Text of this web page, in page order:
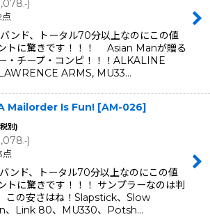
1,078.-)
ンド、トータル70分以上なのにこの値
トに驚きです！！！ Asian Manが贈る
・チープ・コンピ！！！ALKALINE
ARMS, MU33…
Mailorder Is Fun! [AM-026]
別)
.-)
点
ンド、トータル70分以上なのにこの値
トに驚きです！！！ サンプラーなのは判
この安さはね！Slapstick、Slow
、Link 80、MU330、Potsh…